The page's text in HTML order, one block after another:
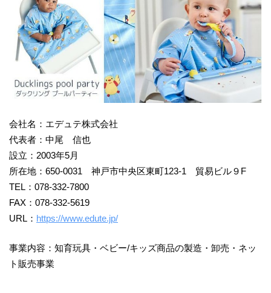
会社名：エデュテ株式会社
代表者：中尾 信也
設立：2003年5月
所在地：650-0031 神戸市中央区東町123-1 貿易ビル９F
TEL：078-332-7800
FAX：078-332-5619
URL： https://www.edute.jp/
事業内容：知育玩具・ベビー/キッズ商品の製造・卸売・ネッ
ト販売事業